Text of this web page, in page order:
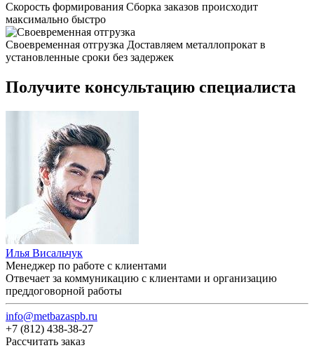
Скорость формирования Сборка заказов происходит
максимально быстро
Своевременная отгрузка Доставляем металлопрокат в
установленные сроки без задержек
Получите консультацию специалиста
Илья Висальчук
Менеджер по работе с клиентами
Отвечает за коммуникацию с клиентами и организацию
преддоговорной работы
info@metbazaspb.ru
+7 (812) 438-38-27
Рассчитать заказ